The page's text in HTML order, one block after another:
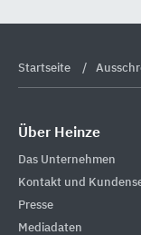
Startseite
Über Heinze
Das Unternehmen
Kontakt und
Presse
Mediadaten